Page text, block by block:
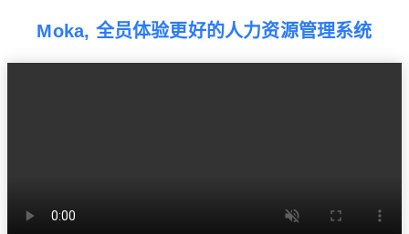
Moka, 全员体验更好的人力资源管理系统